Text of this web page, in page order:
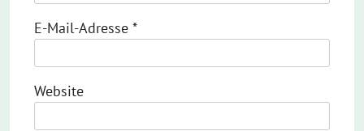
E-Mail-Adresse *
Website